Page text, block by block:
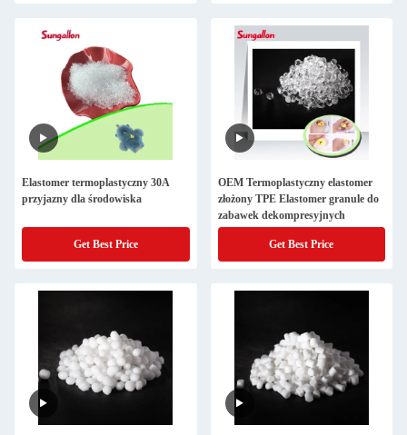
Elastomer termoplastyczny 30A
przyjazny dla środowiska
Get Best Price
OEM Termoplastyczny elastomer
złożony TPE Elastomer granule do
zabawek dekompresyjnych
Get Best Price